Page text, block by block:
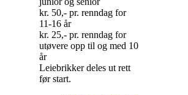
kr. 50,- pr. renndag for
11-16 år
kr. 25,- pr. renndag for
utøvere opp til og med 10
år
Leiebrikker deles ut rett
før start.